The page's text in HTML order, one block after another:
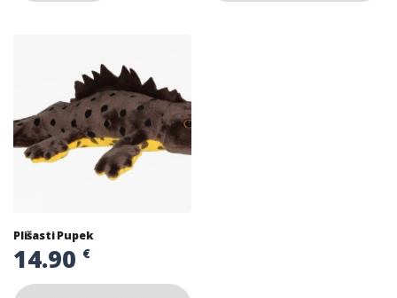
Plišasti Pupek
14.90 €